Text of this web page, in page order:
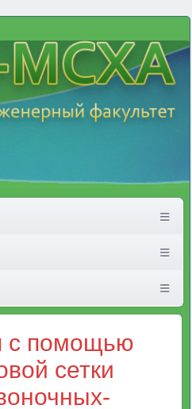
с помощью
сетки